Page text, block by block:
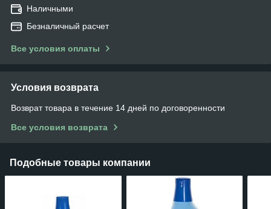
Наличными
Безналичный расчет
Все условия оплаты
Условия возврата
Возврат товара в течение 14 дней по договоренности
Все условия возврата
Подобные товары компании